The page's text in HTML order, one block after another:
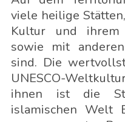
viele heilige
Kultur und ihrem
sowie mit
sind. Die
UNESCO-
ihnen ist die
islamischen Welt